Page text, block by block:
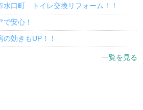
口町 トイレ交換リフォーム！！
安心！
効きもUP！！
一覧を見る